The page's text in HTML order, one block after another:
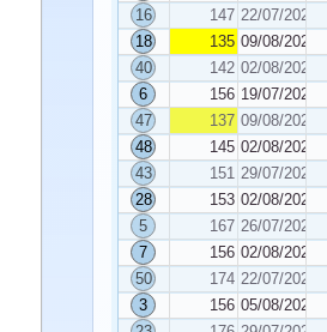
16
147 22/07/2022
18
135 09/08/2022
40
142 02/08/2022
6
156 19/07/2022
47
137 09/08/2022
48
145 02/08/2022
43
151 29/07/2022
28
153 02/08/2022
5
167 26/07/2022
7
156 02/08/2022
50
174 22/07/2022
3
156 05/08/2022